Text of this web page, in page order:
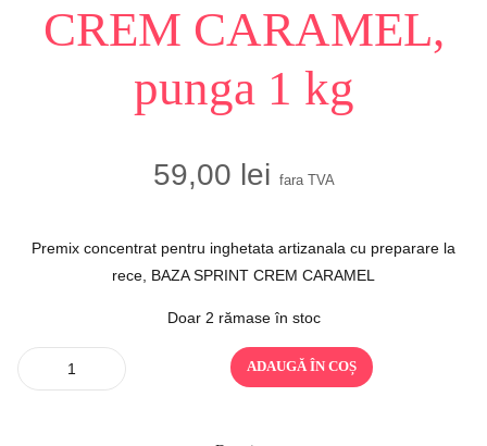
CREM CARAMEL,
punga 1 kg
59,00 lei fara TVA
Premix concentrat pentru inghetata artizanala cu preparare la
rece, BAZA SPRINT CREM CARAMEL
Doar 2 rămase în stoc
Quantity ADAUGĂ ÎN COȘ